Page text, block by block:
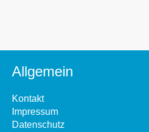
Allgemein
Kontakt
Impressum
Datenschutz